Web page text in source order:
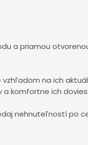
a priamou
na ich
a komfortne ich
nehnuteľností po